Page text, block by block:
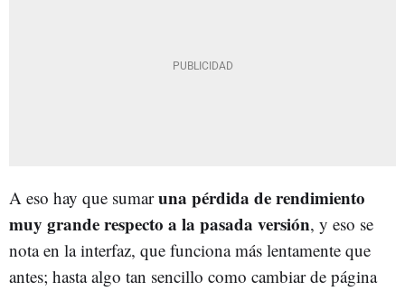
A eso hay que sumaruna pérdida de rendimiento
muy grande respecto a la pasada versión, y eso se
nota en la interfaz, que funciona más lentamente que
antes; hasta algo tan sencillo como cambiar de página